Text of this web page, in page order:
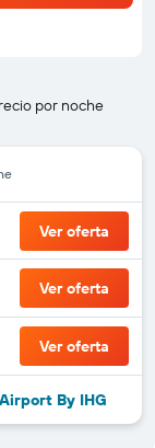
por noche
Ver oferta
Ver oferta
Ver oferta
By IHG